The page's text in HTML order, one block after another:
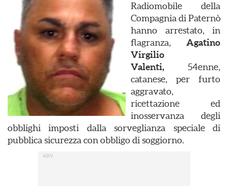
Radiomobile della
Compagnia di Paternò
hanno arrestato, in
flagranza, Agatino
Virgilio
Valenti, 54enne,
catanese, per furto
aggravato,
ricettazione ed
inosservanza degli
obblighi imposti dalla sorveglianza speciale di
pubblica sicurezza con obbligo di soggiorno.